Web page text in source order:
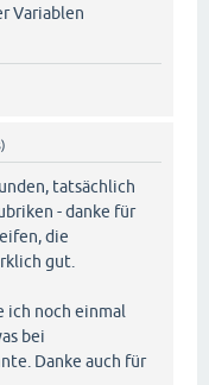
Variablen
tatsächlich
- danke für
die
gut.
ich noch einmal
bei
Danke auch für